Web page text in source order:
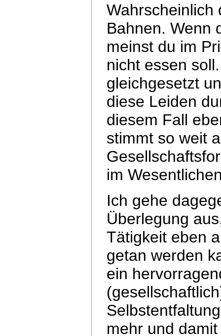
Wahrscheinlich
Bahnen. Wenn
meinst du im
nicht essen
gleichgesetzt
diese Leiden
diesem Fall
stimmt so weit
im
Ich gehe
Überlegung
Tätigkeit eben
getan werden
ein
mehr und